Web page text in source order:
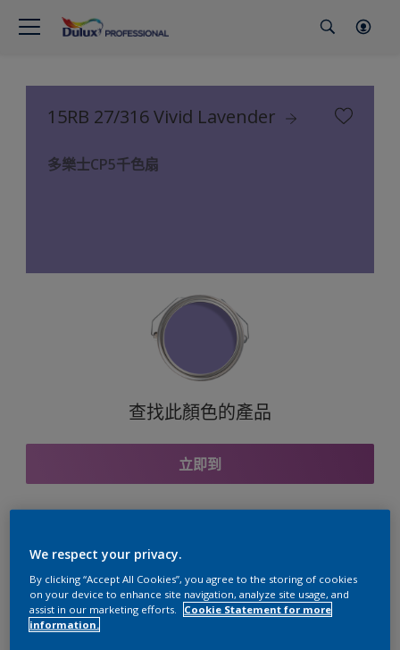
15RB 27/316 Vivid Lavender
多樂士CP5千色扇
查找此顏色的產品
立即到
與之協調的色彩組合
We respect your privacy.
By clicking “Accept All Cookies”, you agree to the storing of cookies
on your device to enhance site navigation, analyze site usage, and
assist in our marketing efforts.
Cookie Statement for more
information.